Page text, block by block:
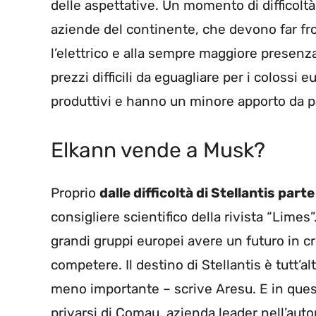
delle aspettative. Un momento di
aziende del continente, che devono far
l’elettrico e alla sempre maggiore
prezzi difficili da eguagliare per i colossi
produttivi e hanno un minore apporto da
Elkann vende a Musk?
Proprio dalle difficoltà di Stellantis
consigliere scientifico della rivista
grandi gruppi europei avere un futuro in
competere. Il destino di Stellantis è
meno importante – scrive Aresu. E in